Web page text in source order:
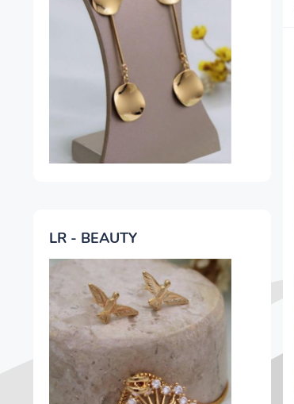
LR - BEAUTY